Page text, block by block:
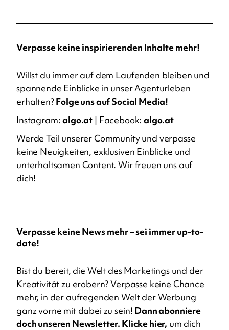
Verpasse keine inspirierenden Inhalte mehr!
Willst du immer auf dem Laufenden bleiben und
spannende Einblicke in unser Agenturleben
erhalten?Folge uns auf Social Media!
Instagram:algo.at | Facebook:algo.at
Werde Teil unserer Community und verpasse
keine Neuigkeiten, exklusiven Einblicke und
unterhaltsamen Content. Wir freuen uns auf
dich!
Verpasse keine News mehr – sei immer up-to-
date!
Bist du bereit, die Welt des Marketings und der
Kreativität zu erobern? Verpasse keine Chance
mehr, in der aufregenden Welt der Werbung
ganz vorne mit dabei zu sein! Dann abonniere
doch unseren Newsletter. Klicke hier, um dich